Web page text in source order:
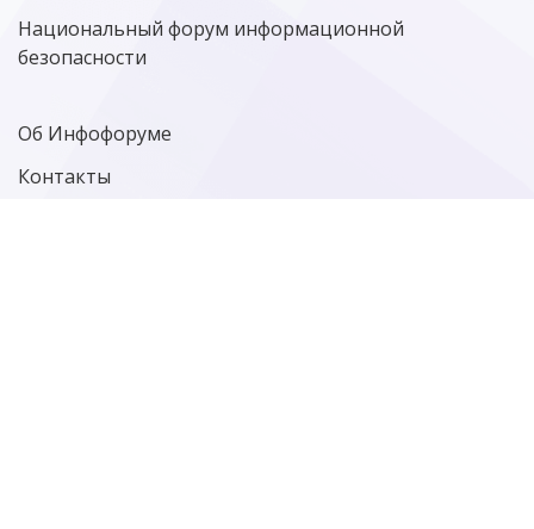
Национальный форум информационной
безопасности
Об Инфофоруме
Контакты